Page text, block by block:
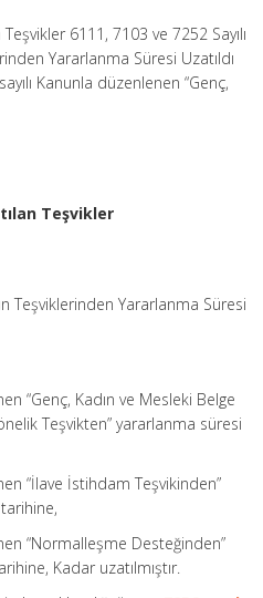
6111, 7103 ve 7252 Sayılı
Yararlanma Süresi Uzatıldı
Kanunla düzenlenen “Genç,
Teşvikler
Teşviklerinden Yararlanma Süresi
“Genç, Kadın ve Mesleki Belge
Teşvikten” yararlanma süresi
“İlave İstihdam Teşvikinden”
“Normalleşme Desteğinden”
Kadar uzatılmıştır.